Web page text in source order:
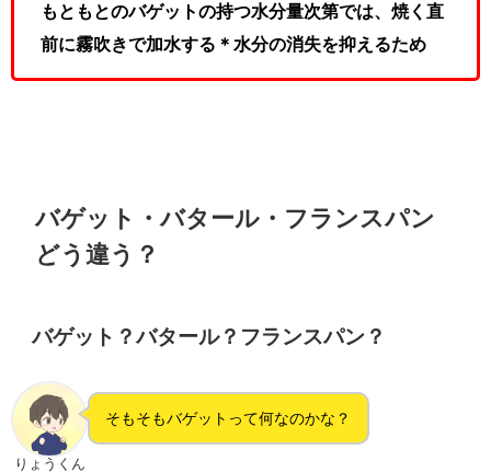
もともとのバゲットの持つ水分量次第では、焼く直
前に霧吹きで加水する＊水分の消失を抑えるため
バゲット・バタール・フランスパン
どう違う？
バゲット？バタール？フランスパン？
りょうくん
そもそもバゲットって何なのかな？